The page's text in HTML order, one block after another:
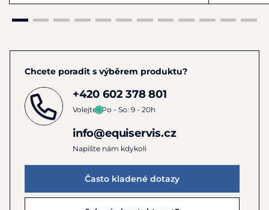
Chcete poradit s výběrem produktu?
+420 602 378 801
Volejte Po - So: 9 - 20h
info@equiservis.cz
Napište nám kdykoli
Často kladené dotazy